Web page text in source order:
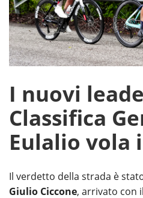
I nuovi
Classifica
Eulalio vola
Il verdetto della strada è
Giulio Ciccone, arrivato con